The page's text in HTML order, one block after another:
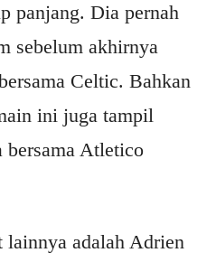
panjang. Dia pernah
sebelum akhirnya
Celtic. Bahkan
ini juga tampil
bersama Atletico
lainnya adalah Adrien